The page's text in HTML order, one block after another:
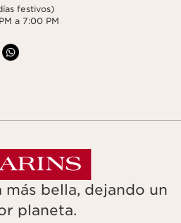
festivos)
a 7:00 PM
más bella, dejando un
planeta.